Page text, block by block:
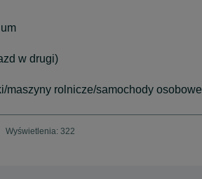
w drugi)
maszyny rolnicze/samochody osobowe
Wyświetlenia: 322